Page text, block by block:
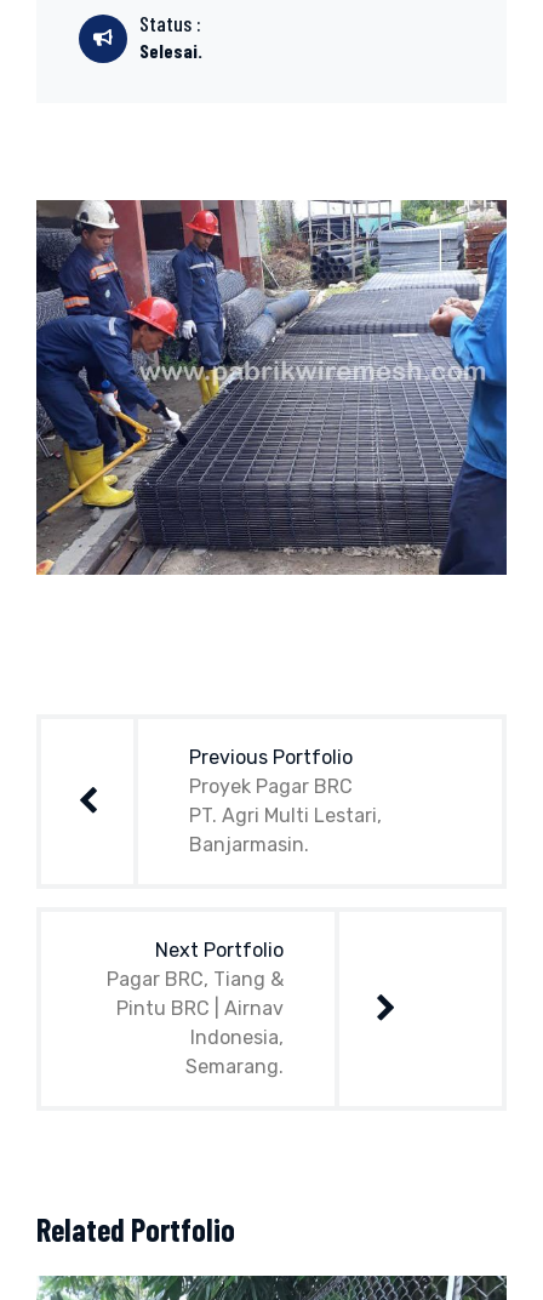
Status :
Selesai.
Previous Portfolio
Proyek Pagar BRC
PT. Agri Multi Lestari,
Banjarmasin.
Next Portfolio
Pagar BRC, Tiang &
Pintu BRC | Airnav
Indonesia,
Semarang.
Related Portfolio